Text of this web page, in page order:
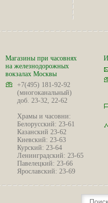
Магазины при часовнях
на железнодорожных
вокзалах Москвы
+7(495) 181-92-92
(многоканальный)
доб. 23-32, 22-62
Храмы и часовни:
Белорусский: 23-61
Казанский 23-62
Киевский: 23-63
Курский: 23-64
Ленинградский: 23-65
Павелецкий: 23-66
Ярославский: 23-69